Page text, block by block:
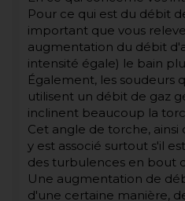
Pour ce qui est du débit
important que vous
augmentation du débit
intensité égale) le bain
Également, les soudeurs
utilisent un débit de gaz
inclinent beaucoup la
Cet angle de torche,
y est associé surtout s'il
des turbulences en bout
Une augmentation de
d'une certaine manière,